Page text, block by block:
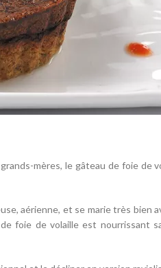
mères, le gâteau de foie de
aérienne, et se marie très bien
foie de volaille est nourrissant